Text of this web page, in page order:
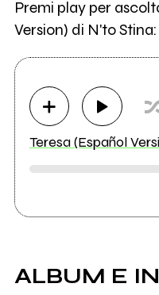
Premi play per
Version) di N'to Stina:
Teresa (Español
ALBUM E